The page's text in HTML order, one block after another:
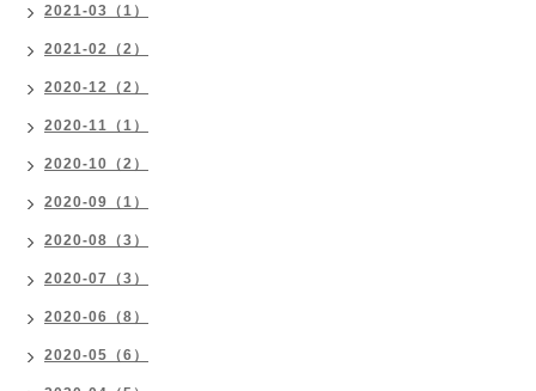
2021-03（1）
2021-02（2）
2020-12（2）
2020-11（1）
2020-10（2）
2020-09（1）
2020-08（3）
2020-07（3）
2020-06（8）
2020-05（6）